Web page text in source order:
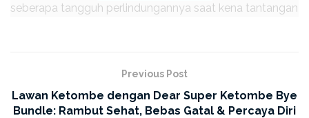
seberapa tangguh perlindungannya saat kena tantangan
kamu belum melindungi secara
maksimal
Previous Post
Lawan Ketombe dengan Dear Super Ketombe Bye
Bundle: Rambut Sehat, Bebas Gatal & Percaya Diri